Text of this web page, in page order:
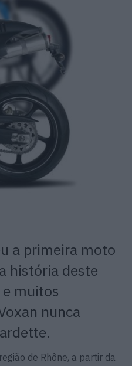
a primeira moto
história deste
muitos
nunca
de Rhône, a partir da